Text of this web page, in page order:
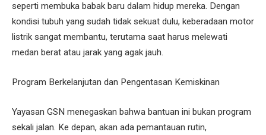
seperti membuka babak baru dalam hidup mereka. Dengan
kondisi tubuh yang sudah tidak sekuat dulu, keberadaan motor
listrik sangat membantu, terutama saat harus melewati
medan berat atau jarak yang agak jauh.
Program Berkelanjutan dan Pengentasan Kemiskinan
Yayasan GSN menegaskan bahwa bantuan ini bukan program
sekali jalan. Ke depan, akan ada pemantauan rutin,